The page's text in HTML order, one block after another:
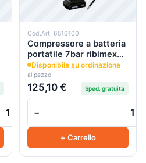
Cod.Art. 6516100
Compressore a batteria
portatile 7bar ribimex
bat20
Disponibile su ordinazione
al pezzo
125,10 € Sped. gratuita
−
+ Carrello